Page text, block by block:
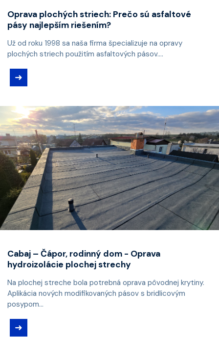
Oprava plochých striech: Prečo sú asfaltové
pásy najlepším riešením?
Už od roku 1998 sa naša firma špecializuje na opravy
plochých striech použitím asfaltových pásov....
➜
Cabaj – Čápor, rodinný dom - Oprava
hydroizolácie plochej strechy
Na plochej streche bola potrebná oprava pôvodnej krytiny.
Aplikácia nových modifikovaných pásov s bridlicovým
posypom...
➜